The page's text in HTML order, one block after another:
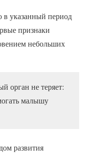
в указанный период
признаки
небольших
орган не теряет:
малышу
развития